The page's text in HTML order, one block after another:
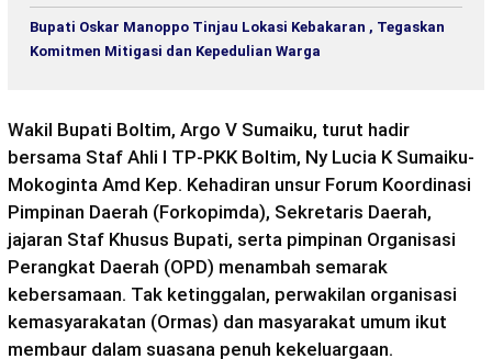
Bupati Oskar Manoppo Tinjau Lokasi Kebakaran , Tegaskan
Komitmen Mitigasi dan Kepedulian Warga
Wakil Bupati Boltim, Argo V Sumaiku, turut hadir
bersama Staf Ahli I TP-PKK Boltim, Ny Lucia K Sumaiku-
Mokoginta Amd Kep. Kehadiran unsur Forum Koordinasi
Pimpinan Daerah (Forkopimda), Sekretaris Daerah,
jajaran Staf Khusus Bupati, serta pimpinan Organisasi
Perangkat Daerah (OPD) menambah semarak
kebersamaan. Tak ketinggalan, perwakilan organisasi
kemasyarakatan (Ormas) dan masyarakat umum ikut
membaur dalam suasana penuh kekeluargaan.